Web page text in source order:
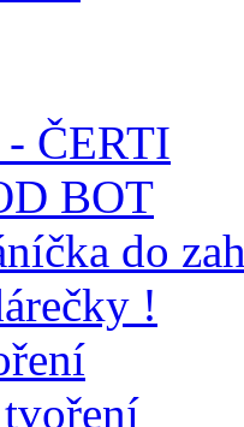
- ČERTI
BOT
do
!